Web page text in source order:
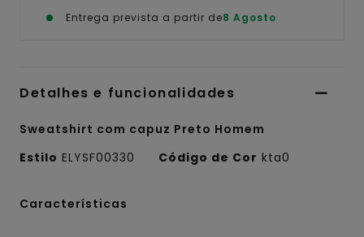
Entrega prevista a partir de8 Agosto
Detalhes e funcionalidades
Sweatshirt com capuz Preto Homem
Estilo ELYSF00330 Código de Cor kta0
Características